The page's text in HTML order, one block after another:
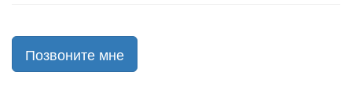
Позвоните мне